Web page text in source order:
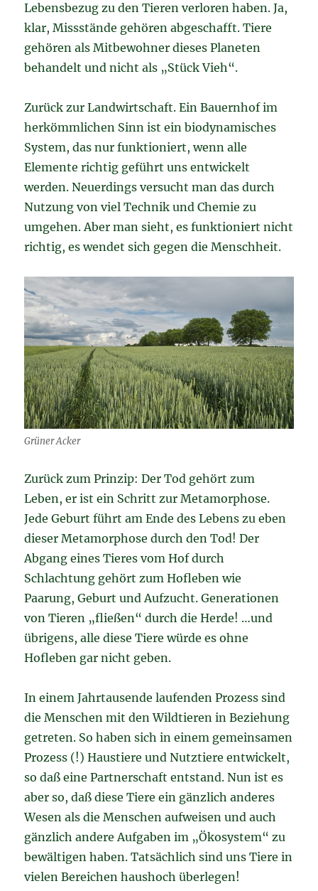
Lebensbezug zu den Tieren verloren haben. Ja,
klar, Missstände gehören abgeschafft. Tiere
gehören als Mitbewohner dieses Planeten
behandelt und nicht als „Stück Vieh“.
Zurück zur Landwirtschaft. Ein Bauernhof im
herkömmlichen Sinn ist ein biodynamisches
System, das nur funktioniert, wenn alle
Elemente richtig geführt uns entwickelt
werden. Neuerdings versucht man das durch
Nutzung von viel Technik und Chemie zu
umgehen. Aber man sieht, es funktioniert nicht
richtig, es wendet sich gegen die Menschheit.
Grüner Acker
Zurück zum Prinzip: Der Tod gehört zum
Leben, er ist ein Schritt zur Metamorphose.
Jede Geburt führt am Ende des Lebens zu eben
dieser Metamorphose durch den Tod! Der
Abgang eines Tieres vom Hof durch
Schlachtung gehört zum Hofleben wie
Paarung, Geburt und Aufzucht. Generationen
von Tieren „fließen“ durch die Herde! …und
übrigens, alle diese Tiere würde es ohne
Hofleben gar nicht geben.
In einem Jahrtausende laufenden Prozess sind
die Menschen mit den Wildtieren in Beziehung
getreten. So haben sich in einem gemeinsamen
Prozess (!) Haustiere und Nutztiere entwickelt,
so daß eine Partnerschaft entstand. Nun ist es
aber so, daß diese Tiere ein gänzlich anderes
Wesen als die Menschen aufweisen und auch
gänzlich andere Aufgaben im „Ökosystem“ zu
bewältigen haben. Tatsächlich sind uns Tiere in
vielen Bereichen haushoch überlegen!